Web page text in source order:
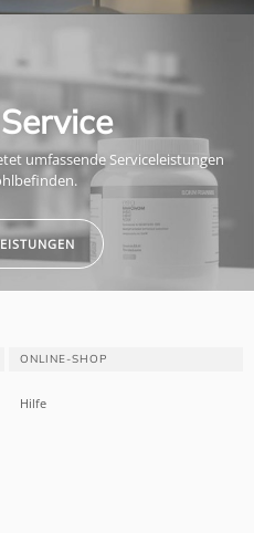
umfassende Serviceleistungen
ONLINE-SHOP
Hilfe